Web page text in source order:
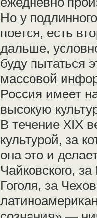
Но у
поется, есть
дальше,
буду пытаться
массовой
Россия имеет
высокую
В течение XIX
культурой, за
она это и
Чайковского,
Гоголя, за